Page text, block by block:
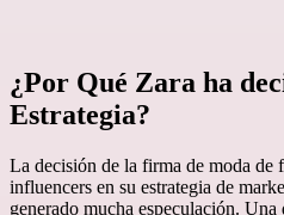
¿Por Qué Zara ha
Estrategia?
La decisión de la firma de moda de
influencers en su estrategia de
generado mucha especulación. Una